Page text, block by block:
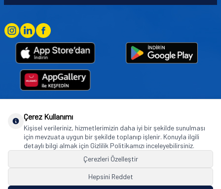
Goodyear (and Winged Foot Design) are trademarks of or licensed to The Goodyear
Tire & Rubber Company used under license by Basbug Group Company,
Istanbul/Türkiye. © 2026 The Goodyear Tire & Rubber Company.
Çerez Kullanımı
Kişisel verileriniz, hizmetlerimizin daha iyi bir şekilde sunulması
için mevzuata uygun bir şekilde toplanıp işlenir. Konuyla ilgili
detaylı bilgi almak için Gizlilik Politikamızı inceleyebilirsiniz.
Çerezleri Özelleştir
Hepsini Reddet